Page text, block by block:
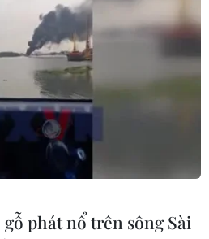
phát nổ trên sông Sài